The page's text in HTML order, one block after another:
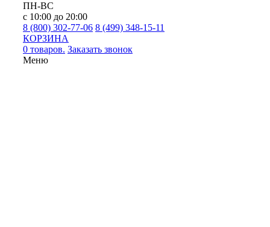
ПН-ВС
с 10:00 до 20:00
8 (800) 302-77-06 8 (499) 348-15-11
КОРЗИНА
0 товаров. Заказать звонок
Меню